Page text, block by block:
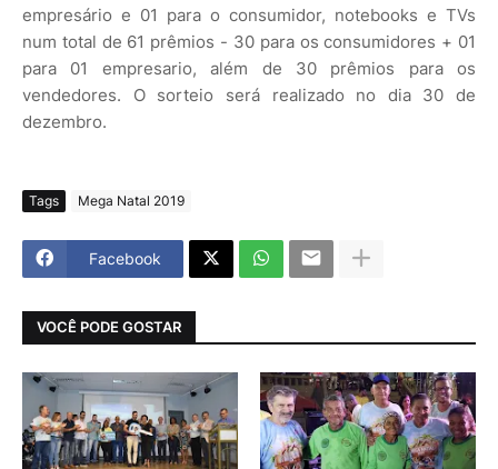
empresário e 01 para o consumidor, notebooks e TVs
num total de 61 prêmios - 30 para os consumidores + 01
para 01 empresario, além de 30 prêmios para os
vendedores. O sorteio será realizado no dia 30 de
dezembro.
Tags Mega Natal 2019
Facebook
VOCÊ PODE GOSTAR